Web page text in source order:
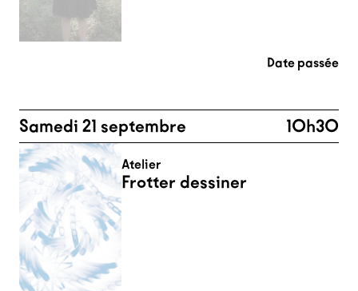
Date passée
Samedi 21 septembre 10h30
Atelier
Frotter dessiner